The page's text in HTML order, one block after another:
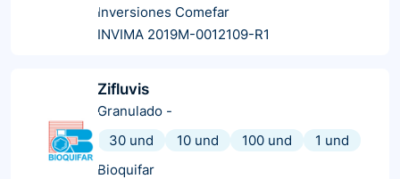
Inversiones Comefar
INVIMA 2019M-0012109-R1
Zifluvis
Granulado -
30 und
10 und 100 und
1 und
Bioquifar